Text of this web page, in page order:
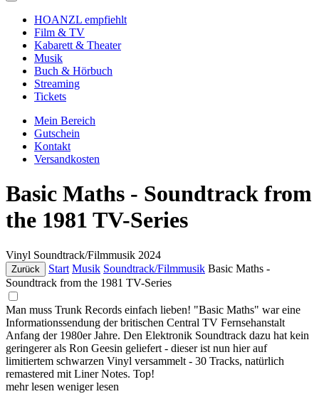
HOANZL empfiehlt
Film & TV
Kabarett & Theater
Musik
Buch & Hörbuch
Streaming
Tickets
Mein Bereich
Gutschein
Kontakt
Versandkosten
Basic Maths - Soundtrack from
the 1981 TV-Series
Vinyl Soundtrack/Filmmusik 2024
Zurück Start Musik Soundtrack/Filmmusik Basic Maths -
Soundtrack from the 1981 TV-Series
Man muss Trunk Records einfach lieben! "Basic Maths" war eine
Informationssendung der britischen Central TV Fernsehanstalt
Anfang der 1980er Jahre. Den Elektronik Soundtrack dazu hat kein
geringerer als Ron Geesin geliefert - dieser ist nun hier auf
limitiertem schwarzen Vinyl versammelt - 30 Tracks, natürlich
remastered mit Liner Notes. Top!
mehr lesen weniger lesen